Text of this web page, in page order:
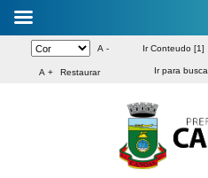
A -
A + Restaurar
Ir Conteudo [1]
Ir para